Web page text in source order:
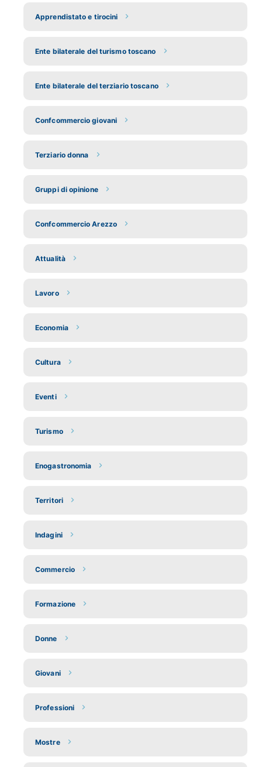
Apprendistato e tirocini
Ente bilaterale del turismo toscano
Ente bilaterale del terziario toscano
Confcommercio giovani
Terziario donna
Gruppi di opinione
Confcommercio Arezzo
Attualità
Lavoro
Economia
Cultura
Eventi
Turismo
Enogastronomia
Territori
Indagini
Commercio
Formazione
Donne
Giovani
Professioni
Mostre